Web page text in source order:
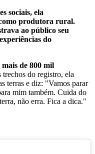
sociais, ela
produtora rural.
ao público seu
do
de 800 mil
trechos do registro, ela
terras e diz: "Vamos parar
mim também. Cuida do
não erra. Fica a dica."